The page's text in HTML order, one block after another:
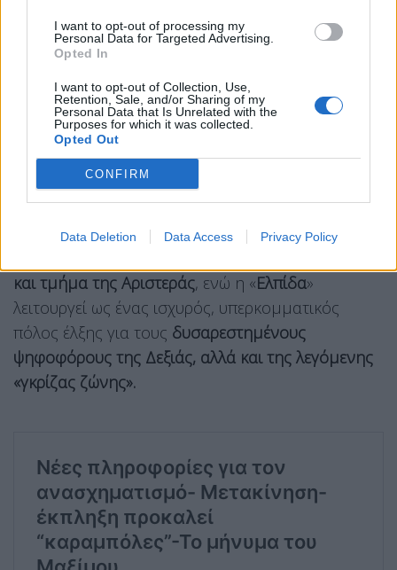
I want to opt-out of processing my
Personal Data for Targeted Advertising.
Opted In
I want to opt-out of Collection, Use,
Retention, Sale, and/or Sharing of my
Personal Data that Is Unrelated with the
Purposes for which it was collected.
Opted Out
CONFIRM
Data Deletion Data Access Privacy Policy
ευρήματα της Marcέρχονται να
επιβεβαιώσουνόλες τις μετρήσεις της
εβδομάδας, δείχνοντας ότιη ΕΛ.Α.Σ. απορροφά
και τμήμα της Αριστεράς, ενώ η «Ελπίδα»
λειτουργεί ως ένας ισχυρός, υπερκομματικός
πόλος έλξης για τους δυσαρεστημένους
ψηφοφόρους της Δεξιάς, αλλά και της λεγόμενης
«γκρίζας ζώνης».